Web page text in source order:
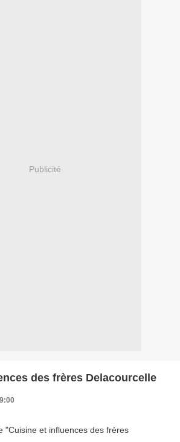
Publicité
des frères Delacourcelle